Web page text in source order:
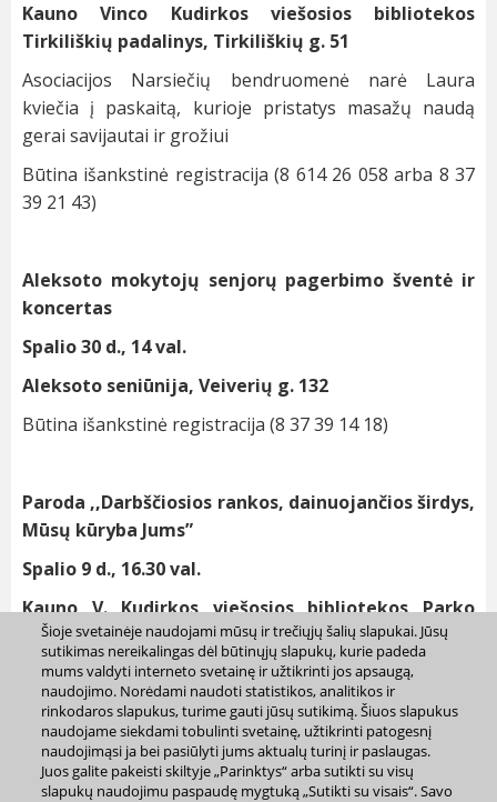
Kauno Vinco Kudirkos viešosios bibliotekos
Tirkiliškių padalinys, Tirkiliškių g. 51
Asociacijos Narsiečių bendruomenė narė Laura
kviečia į paskaitą, kurioje pristatys masažų naudą
gerai savijautai ir grožiui
Būtina išankstinė registracija (8 614 26 058 arba 8 37
39 21 43)
Aleksoto mokytojų senjorų pagerbimo šventė ir
koncertas
Spalio 30 d., 14 val.
Aleksoto seniūnija, Veiverių g. 132
Būtina išankstinė registracija (8 37 39 14 18)
Paroda ,,Darbščiosios rankos, dainuojančios širdys,
Mūsų kūryba Jums”
Spalio 9 d., 16.30 val.
Kauno V. Kudirkos viešosios bibliotekos Parko
padalinys, P. Lukšio g. 60
Parodoje bus demonstruojami rankdarbiai ir
atliekamos dainos
Dalyvaus ansambliai: „Prie Židinio“ ir „Smaragdas“
Būtina išankstinė registracija (8 687 31 377)
Šioje svetainėje naudojami mūsų ir trečiųjų šalių slapukai. Jūsų
sutikimas nereikalingas dėl būtinųjų slapukų, kurie padeda
mums valdyti interneto svetainę ir užtikrinti jos apsaugą,
naudojimo. Norėdami naudoti statistikos, analitikos ir
rinkodaros slapukus, turime gauti jūsų sutikimą. Šiuos slapukus
naudojame siekdami tobulinti svetainę, užtikrinti patogesnį
naudojimąsi ja bei pasiūlyti jums aktualų turinį ir paslaugas.
Juos galite pakeisti skiltyje „Parinktys“ arba sutikti su visų
slapukų naudojimu paspaudę mygtuką „Sutikti su visais“. Savo